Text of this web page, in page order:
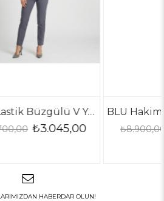
BLU Lastik Büzgülü V Yaka Gömlek BLU Hakim Yaka Ön Uzun Gömlek
₺3.115,00
₺8.900,00
HABERDAR OLUN!